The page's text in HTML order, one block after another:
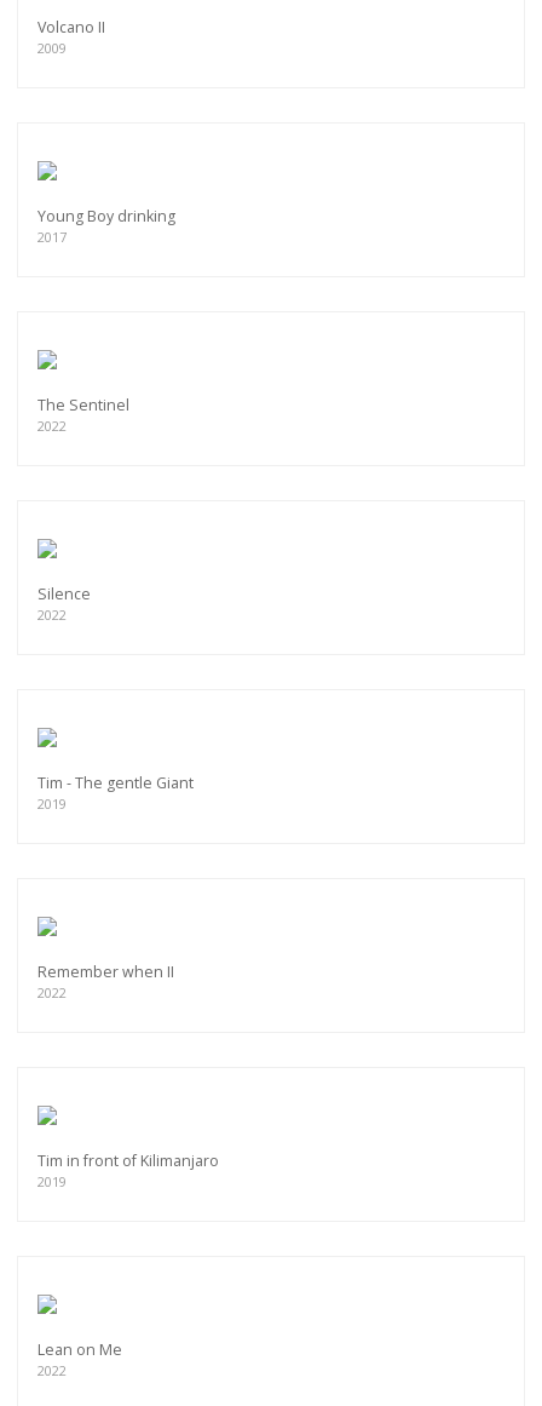
Volcano II
2009
Young Boy drinking
2017
The Sentinel
2022
Silence
2022
Tim - The gentle Giant
2019
Remember when II
2022
Tim in front of Kilimanjaro
2019
Lean on Me
2022